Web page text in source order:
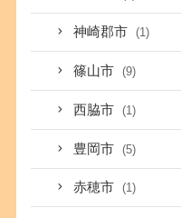
神崎郡市 (1)
篠山市 (9)
西脇市 (1)
豊岡市 (5)
赤穂市 (1)